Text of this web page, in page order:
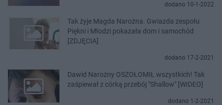
dodano 10-1-2022
Tak żyje Magda Narożna. Gwiazda zespołu
Piękni i Młodzi pokazała dom i samochód
[ZDJĘCIA]
dodano 17-2-2021
Dawid Narożny OSZOŁOMIŁ wszystkich! Tak
zaśpiewał z córką przebój "Shallow" [WIDEO]
dodano 1-2-2021